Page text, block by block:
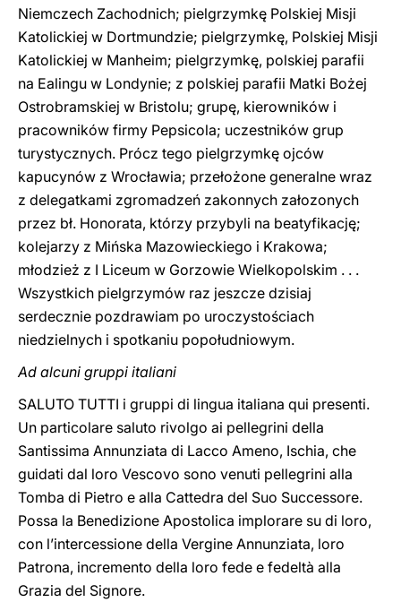
Niemczech Zachodnich; pielgrzymkę Polskiej Misji
Katolickiej w Dortmundzie; pielgrzymkę, Polskiej Misji
Katolickiej w Manheim; pielgrzymkę, polskiej parafii
na Ealingu w Londynie; z polskiej parafii Matki Bożej
Ostrobramskiej w Bristolu; grupę, kierowników i
pracowników firmy Pepsicola; uczestników grup
turystycznych. Prócz tego pielgrzymkę ojców
kapucynów z Wrocławia; przełożone generalne wraz
z delegatkami zgromadzeń zakonnych załozonych
przez bł. Honorata, którzy przybyli na beatyfikację;
kolejarzy z Mińska Mazowieckiego i Krakowa;
młodzież z I Liceum w Gorzowie Wielkopolskim . . .
Wszystkich pielgrzymów raz jeszcze dzisiaj
serdecznie pozdrawiam po uroczystościach
niedzielnych i spotkaniu popołudniowym.
Ad alcuni gruppi italiani
SALUTO TUTTI i gruppi di lingua italiana qui presenti.
Un particolare saluto rivolgo ai pellegrini della
Santissima Annunziata di Lacco Ameno, Ischia, che
guidati dal loro Vescovo sono venuti pellegrini alla
Tomba di Pietro e alla Cattedra del Suo Successore.
Possa la Benedizione Apostolica implorare su di loro,
con l’intercessione della Vergine Annunziata, loro
Patrona, incremento della loro fede e fedeltà alla
Grazia del Signore.